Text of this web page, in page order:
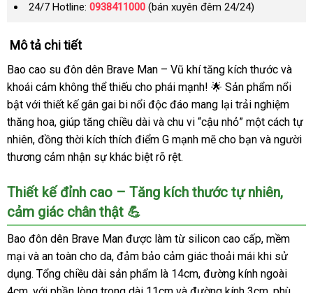
24/7 Hotline: 0938411000 (bán xuyên đêm 24/24)
Mô tả chi tiết
Bao cao su đôn dên Brave Man – Vũ khí tăng kích thước và
khoái cảm không thể thiếu cho phái mạnh! 🌟 Sản phẩm nổi
bật với thiết kế gân gai bi nổi độc đáo mang lại trải nghiệm
thăng hoa, giúp tăng chiều dài và chu vi “cậu nhỏ” một cách tự
nhiên, đồng thời kích thích điểm G mạnh mẽ cho bạn và người
thương cảm nhận sự khác biệt rõ rệt.
Thiết kế đỉnh cao – Tăng kích thước tự nhiên,
cảm giác chân thật 💪
Bao đôn dên Brave Man được làm từ silicon cao cấp, mềm
mại và an toàn cho da, đảm bảo cảm giác thoải mái khi sử
dụng. Tổng chiều dài sản phẩm là 14cm, đường kính ngoài